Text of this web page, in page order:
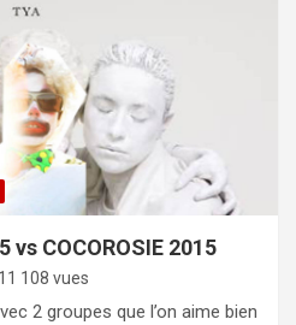
vs COCOROSIE 2015
108 vues
2 groupes que l’on aime bien